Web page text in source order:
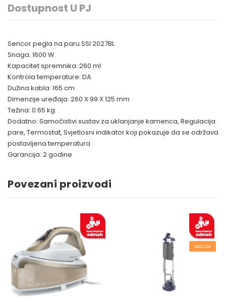
Dostupnost U PJ
Sencor pegla na paru SSI 2027BL
Snaga: 1600 W
Kapacitet spremnika: 260 ml
Kontrola temperature: DA
Dužina kabla: 165 cm
Dimenzije uređaja: 260 X 99 X 125 mm
Težina: 0.65 kg
Dodatno: Samočistivi sustav za uklanjanje kamenca, Regulacija
pare, Termostat, Svjetlosni indikator koji pokazuje da se održava
postavljena temperatura
Garancija: 2 godine
Povezani proizvodi
AKCIJA